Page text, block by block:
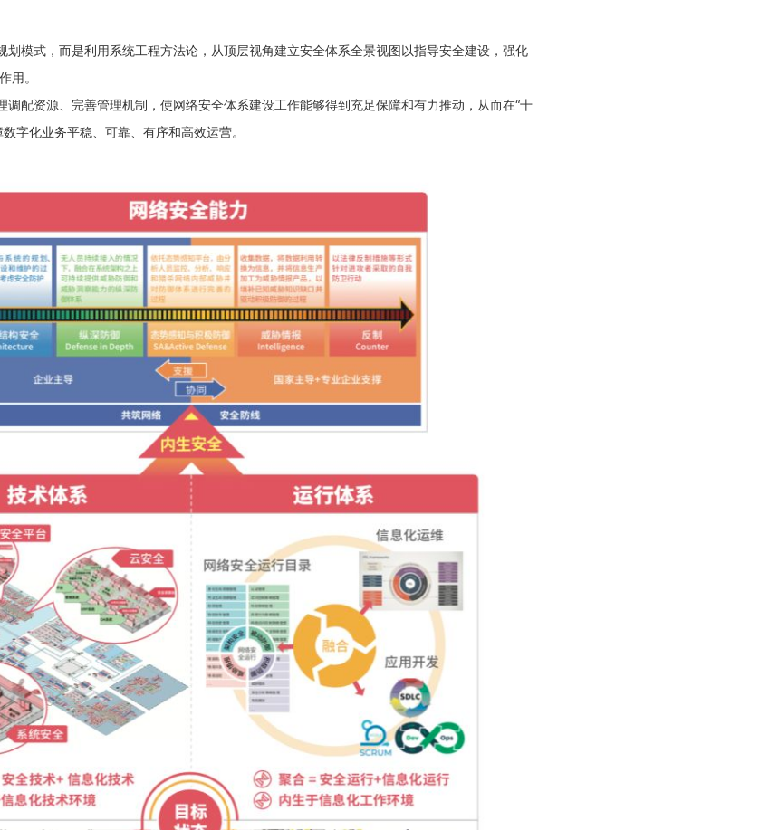
模式，而是利用系统工程方法论，从顶层视角建立安全体系全景视图以指导安全建设，强化
用。
配资源、完善管理机制，使网络安全体系建设工作能够得到充足保障和有力推动，从而在“十
字化业务平稳、可靠、有序和高效运营。